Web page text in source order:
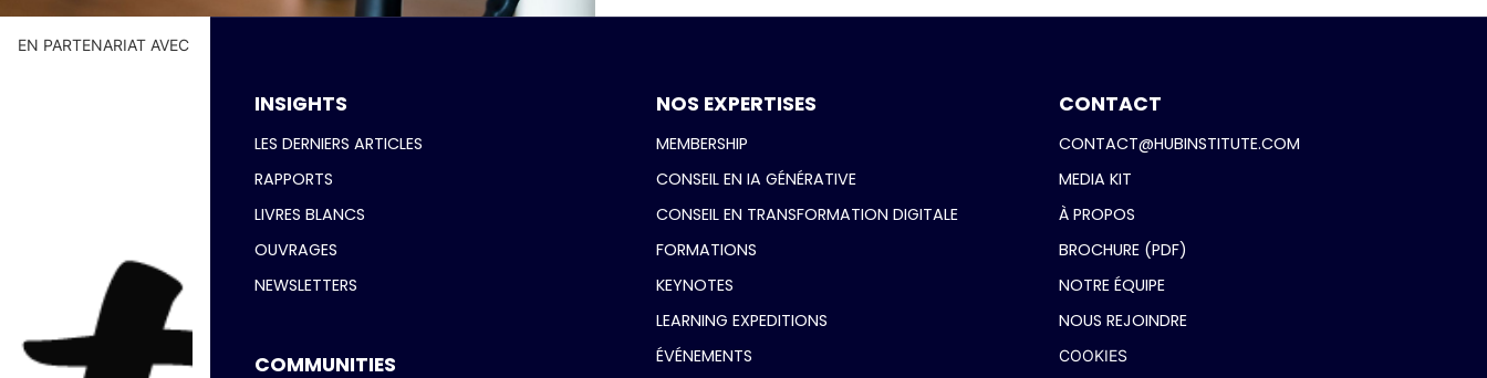
ACCÉDER AUX REPLAYS
EN PARTENARIAT AVEC
INSIGHTS
LES DERNIERS ARTICLES
RAPPORTS
LIVRES BLANCS
OUVRAGES
NEWSLETTERS
COMMUNITIES
NOS EXPERTISES
MEMBERSHIP
CONSEIL EN IA GÉNÉRATIVE
CONSEIL EN TRANSFORMATION DIGITALE
FORMATIONS
KEYNOTES
LEARNING EXPEDITIONS
ÉVÉNEMENTS
CONTACT
CONTACT@HUBINSTITUTE.COM
MEDIA KIT
À PROPOS
BROCHURE (PDF)
NOTRE ÉQUIPE
NOUS REJOINDRE
COOKIES